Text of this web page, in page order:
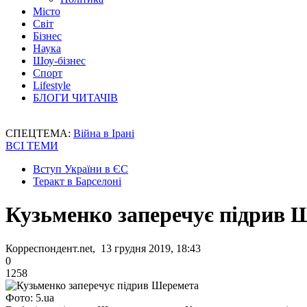
Місто
Світ
Бізнес
Наука
Шоу-бізнес
Спорт
Lifestyle
БЛОГИ ЧИТАЧІВ
СПЕЦТЕМА: Війна в Ірані
ВСІ ТЕМИ
Вступ України в ЄС
Теракт в Барселоні
Кузьменко заперечує підрив
Корреспондент.net, 13 грудня 2019, 18:43
0
1258
Фото: 5.ua